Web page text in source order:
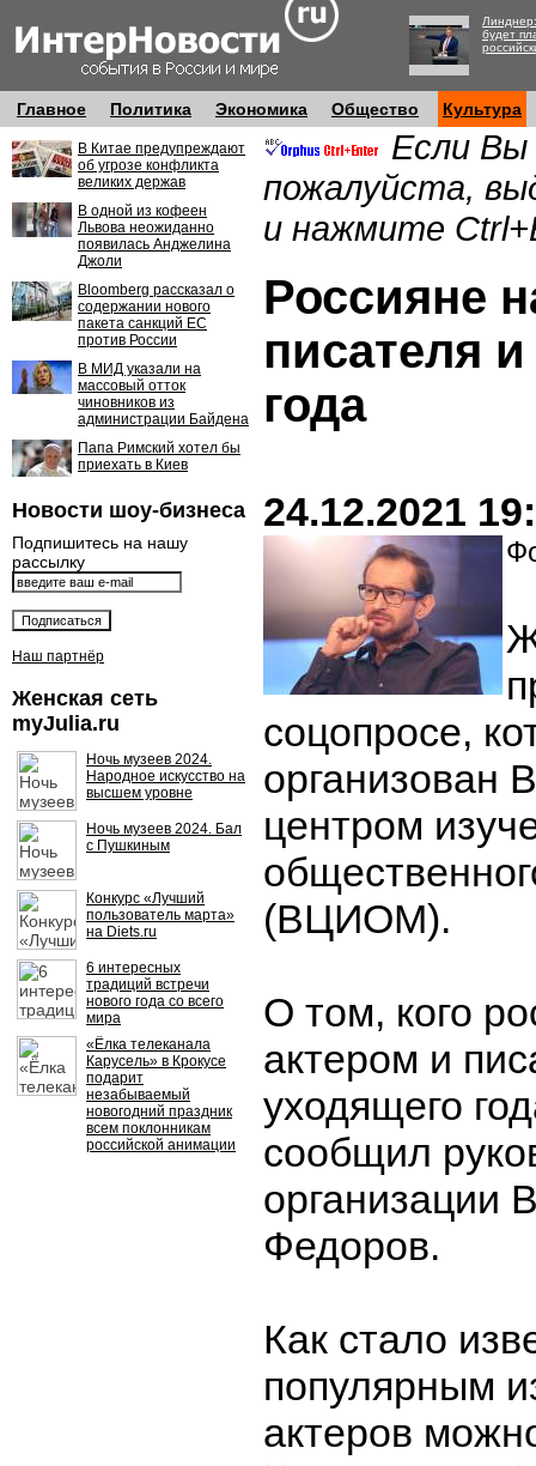
будет
Главное Политика Экономика Общество Культура
В Китае предупреждают
об угрозе конфликта
великих держав
В одной из кофеен
Львова неожиданно
появилась Анджелина
Джоли
Bloomberg рассказал о
содержании нового
пакета санкций ЕС
против России
В МИД указали на
массовый отток
чиновников из
администрации Байдена
Папа Римский хотел бы
приехать в Киев
Новости шоу-бизнеса
Подпишитесь на нашу
рассылку
Наш партнёр
Женская сеть
myJulia.ru
Ночь музеев 2024.
Народное искусство на
высшем уровне
Ночь музеев 2024. Бал
с Пушкиным
Конкурс «Лучший
пользователь марта»
на Diets.ru
6 интересных
традиций встречи
нового года со всего
мира
«Ёлка телеканала
Карусель» в Крокусе
подарит
незабываемый
новогодний праздник
всем поклонникам
российской анимации
Если Вы
пожалуйста,
и нажмите
Россияне
писателя и
года
24.12.2021
соцопросе,
организован
центром
(ВЦИОМ).
О том, кого
актером и
уходящего
сообщил
организации
Федоров.
Как стало
популярным
актеров